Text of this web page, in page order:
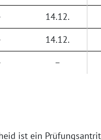
14.12.
14.12.
–
ist ein